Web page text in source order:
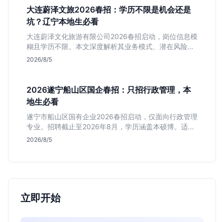
大连蔚泽文旅2026春招：学历不限是机会还是
坑？辽宁本地生必看
大连蔚泽文化旅游有限公司2026春招启动，岗位信息模
糊且学历不限。本文深度解析其业务模式、潜在风险及
适合人群，帮助辽宁本地应届生判断是否值得投递。
2026/8/5
2026遂宁船山区国企春招：只招行政管理，本
地生必看
遂宁市船山区国有企业2026春招启动，仅面向行政管理
专业。招聘截止至2026年8月，学历涵盖本硕博。适合
追求本地稳定发展的同学，但需注意薪资细节未公开，
2026/8/5
立即开始